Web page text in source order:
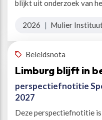
blijkt uit onderzoek van
2026 | Mulier
Beleidsnota
Limburg blijft in
perspectiefnotitie
2027
Deze perspectiefnotitie